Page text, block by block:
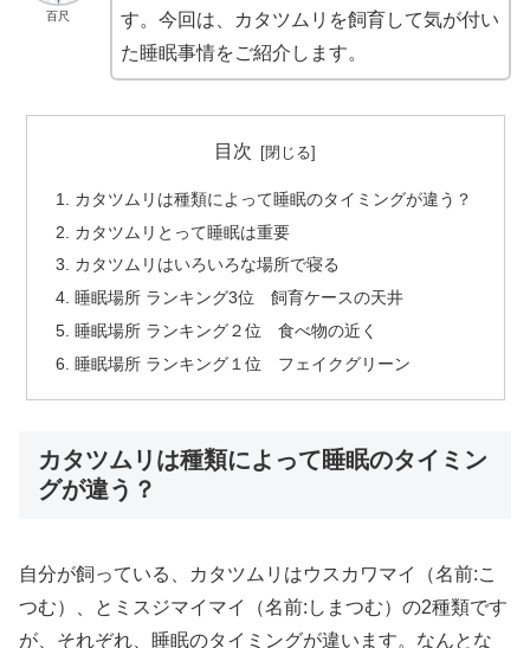
百尺
す。今回は、カタツムリを飼育して気が付い
た睡眠事情をご紹介します。
目次
カタツムリは種類によって睡眠のタイミングが違う？
カタツムリとって睡眠は重要
カタツムリはいろいろな場所で寝る
睡眠場所 ランキング3位 飼育ケースの天井
睡眠場所 ランキング２位 食べ物の近く
睡眠場所 ランキング１位 フェイクグリーン
カタツムリは種類によって睡眠のタイミン
グが違う？
自分が飼っている、カタツムリはウスカワマイ（名前:こ
つむ）、とミスジマイマイ（名前:しまつむ）の2種類です
が、それぞれ、睡眠のタイミングが違います。なんとな